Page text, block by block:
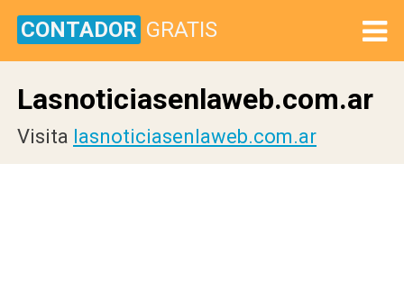
CONTADOR GRATIS
Lasnoticiasenlaweb.com.ar
Visita lasnoticiasenlaweb.com.ar